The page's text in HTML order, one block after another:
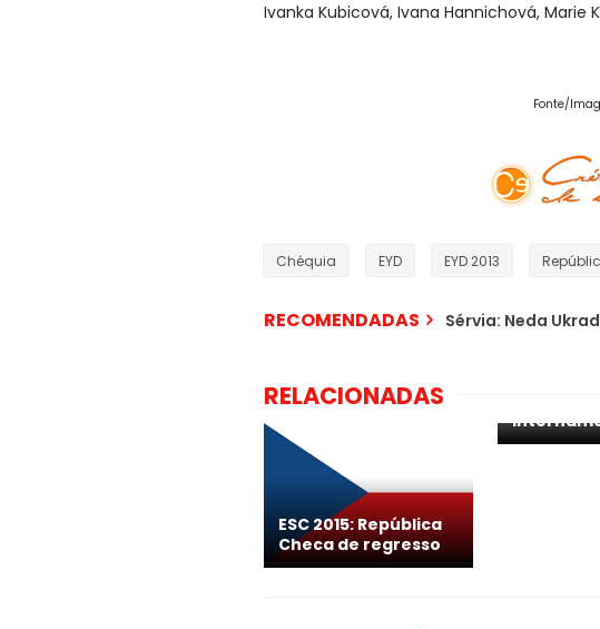
Ivanka Kubicová, Ivana Hannichová, Marie
Fonte/
Chéquia EYD EYD 2013
RECOMENDADAS Sérvia: Neda
RELACIONADAS
ESC 2015: República
Checa de regresso